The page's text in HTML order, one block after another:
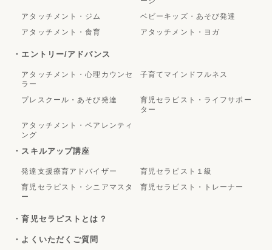
アタッチメント・ジム
ベビーキッズ・あそび発達
アタッチメント・食育
アタッチメント・ヨガ
・エントリー/アドバンス
アタッチメント・心理カウンセ
ラー
子育てマインドフルネス
プレスクール・あそび発達
育児セラピスト・ライフサポー
ター
アタッチメント・ペアレンティ
ング
・スキルアップ講座
発達支援療育アドバイザー
育児セラピスト１級
育児セラピスト・シニアマスタ
ー
育児セラピスト・トレーナー
・育児セラピストとは？
・よくいただくご質問